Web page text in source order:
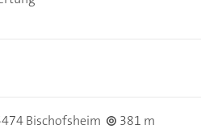
Bischofsheim
381 m